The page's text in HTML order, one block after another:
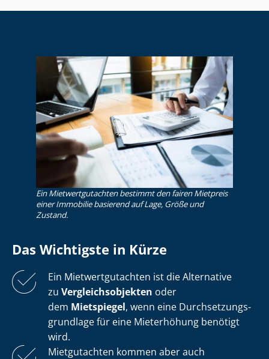
Ein Miet­wert­gut­ach­ten bestimmt den fairen Mietpreis
einer Immobilie basierend auf Lage, Größe und
Zustand.
Das Wichtigste in Kürze
Ein Miet­wert­gut­ach­ten ist die Alternative
zu Ver­gleichs­ob­jek­ten oder
dem Mietspiegel, wenn eine Durch­set­zungs­
grund­la­ge für eine Mieterhöhung benötigt
wird.
Mietgutachten kommen aber auch